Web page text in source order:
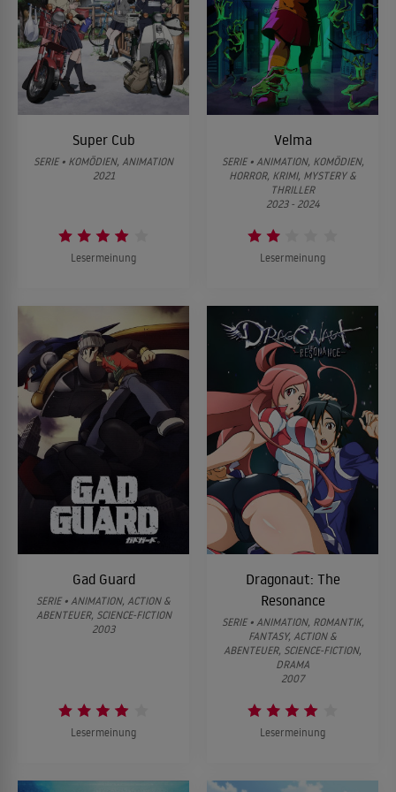
Super Cub
SERIE • KOMÖDIEN, ANIMATION
2021
Lesermeinung
Velma
SERIE • ANIMATION, KOMÖDIEN,
HORROR, KRIMI, MYSTERY &
THRILLER
2023 - 2024
Lesermeinung
Gad Guard
SERIE • ANIMATION, ACTION &
ABENTEUER, SCIENCE-FICTION
2003
Lesermeinung
Dragonaut: The
Resonance
SERIE • ANIMATION, ROMANTIK,
FANTASY, ACTION &
ABENTEUER, SCIENCE-FICTION,
DRAMA
2007
Lesermeinung